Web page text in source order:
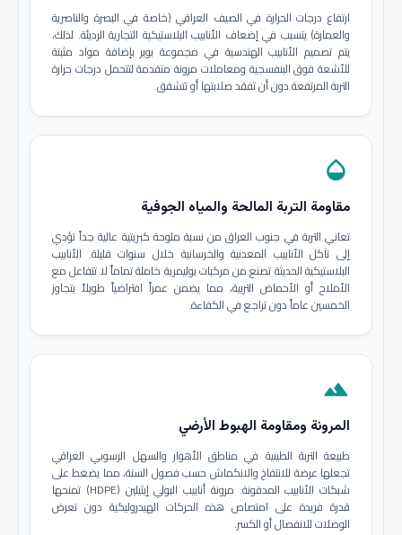
ارتفاع درجات الحرارة في الصيف العراقي (خاصة في البصرة والناصرية
والعمارة) يتسبب في إضعاف الأنابيب البلاستيكية التجارية الرديئة. لذلك،
يتم تصميم الأنابيب الهندسية في مجموعة بوير بإضافة مواد مثبتة
للأشعة فوق البنفسجية ومعاملات مرونة متقدمة لتتحمل درجات حرارة
التربة المرتفعة دون أن تفقد صلابتها أو تتشقق.
opacity
مقاومة التربة المالحة والمياه الجوفية
تعاني التربة في جنوب العراق من نسبة ملوحة كبريتية عالية جداً تؤدي
إلى تآكل الأنابيب المعدنية والخرسانية خلال سنوات قليلة. الأنابيب
البلاستيكية الحديثة تصنع من مركبات بوليمرية خاملة تماماً لا تتفاعل مع
الأملاح أو الأحماض التربية، مما يضمن عمراً افتراضياً طويلاً يتجاوز
الخمسين عاماً دون تراجع في الكفاءة.
terrain
المرونة ومقاومة الهبوط الأرضي
طبيعة التربة الطينية في مناطق الأهوار والسهل الرسوبي العراقي
تجعلها عرضة للانتفاخ والانكماش حسب فصول السنة، مما يضغط على
شبكات الأنابيب المدفونة. مرونة أنابيب البولي إيثيلين (HDPE) تمنحها
قدرة فريدة على امتصاص هذه الحركات الهيدروليكية دون تعرض
الوصلات للانفصال أو الكسر.